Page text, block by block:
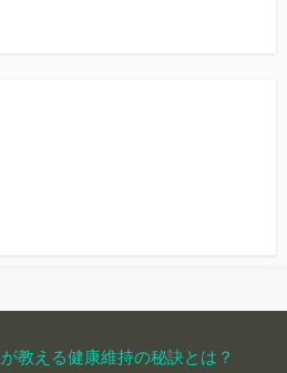
教える健康維持の秘訣とは？